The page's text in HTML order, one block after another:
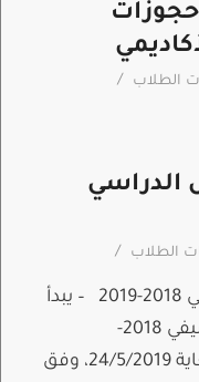
الطلاب /
الدراسي
الطلاب /
تعليمات التسجيل للفصل الصيفي 2018-2019 – يبدأ
التسجيل في الفصل الدراسي الصيفي 2018-
2019 إلكترونياً من 20/5/2019 ولغاية 24/5/2019، وفق